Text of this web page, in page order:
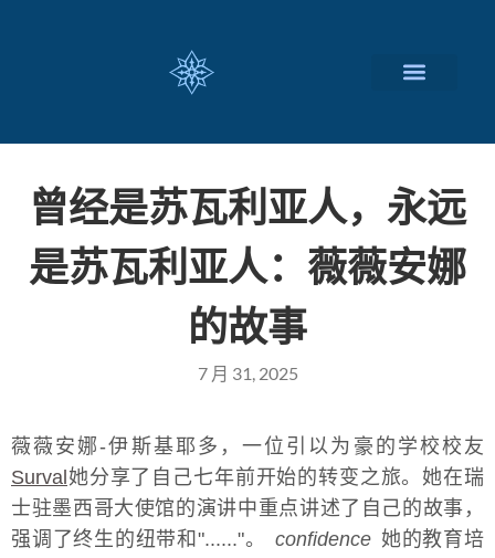
曾经是苏瓦利亚人，永远
是苏瓦利亚人：薇薇安娜
的故事
7 月 31, 2025
薇薇安娜-伊斯基耶多，一位引以为豪的学校校友
Surval 她分享了自己七年前开始的转变之旅。她在瑞
士驻墨西哥大使馆的演讲中重点讲述了自己的故事，
强调了终生的纽带和"......"。
confidence 她的教育培